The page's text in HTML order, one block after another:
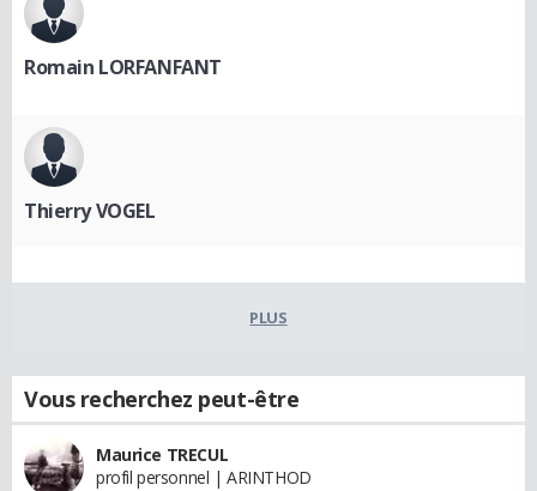
Romain LORFANFANT
Thierry VOGEL
PLUS
Vous recherchez peut-être
Maurice TRECUL
profil personnel | ARINTHOD